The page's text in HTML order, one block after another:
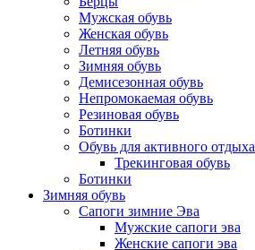
Мужская обувь
Женская обувь
Летняя обувь
Зимняя обувь
Демисезонная обувь
Непромокаемая обувь
Резиновая обувь
Ботинки
Обувь для активного отдыха
Трекинговая обувь
Ботинки
Зимняя обувь
Сапоги зимние Эва
Мужские сапоги эва
Женские сапоги эва